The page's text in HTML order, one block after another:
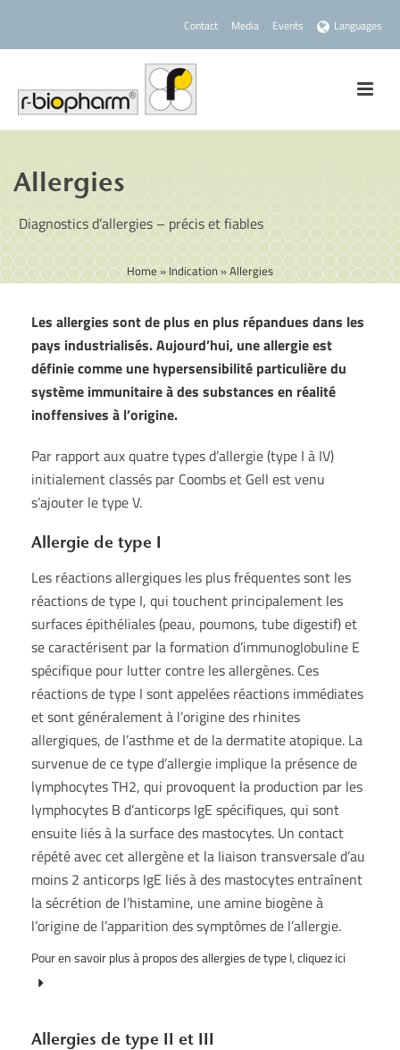
Contact Media Events Languages
Allergies
Diagnostics d’allergies – précis et fiables
Home»Indication»Allergies
Les allergies sont de plus en plus répandues dans les
pays industrialisés. Aujourd’hui, une allergie est
définie comme une hypersensibilité particulière du
système immunitaire à des substances en réalité
inoffensives à l’origine.
Par rapport aux quatre types d’allergie (type I à IV)
initialement classés par Coombs et Gell est venu
s’ajouter le type V.
Allergie de type I
Les réactions allergiques les plus fréquentes sont les
réactions de type I, qui touchent principalement les
surfaces épithéliales (peau, poumons, tube digestif) et
se caractérisent par la formation d’immunoglobuline E
spécifique pour lutter contre les allergènes. Ces
réactions de type I sont appelées réactions immédiates
et sont généralement à l’origine des rhinites
allergiques, de l’asthme et de la dermatite atopique. La
survenue de ce type d’allergie implique la présence de
lymphocytes TH2, qui provoquent la production par les
lymphocytes B d’anticorps IgE spécifiques, qui sont
ensuite liés à la surface des mastocytes. Un contact
répété avec cet allergène et la liaison transversale d’au
moins 2 anticorps IgE liés à des mastocytes entraînent
la sécrétion de l’histamine, une amine biogène à
l’origine de l’apparition des symptômes de l’allergie.
Pour en savoir plus à propos des allergies de type I, cliquez ici
Allergies de type II et III